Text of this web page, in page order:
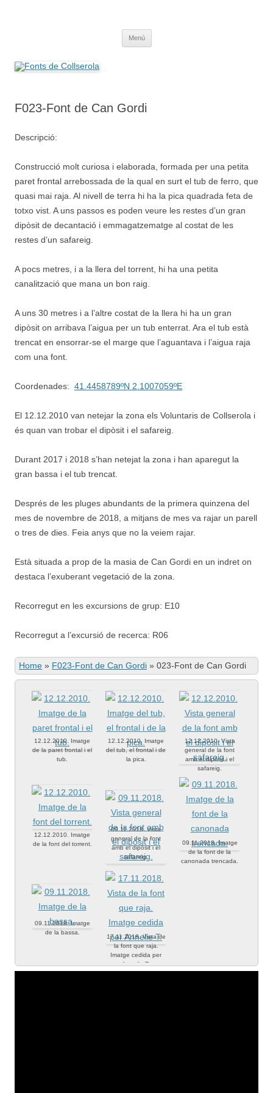
Menú
F023-Font de Can Gordi
Descripció:
Construcció molt curiosa i elaborada, formada per una petita
paret frontal arrebossada de la qual en surt el tub de ferro, que
quasi mai raja. Al nivell de terra hi ha la pica quadrada feta de
totxo vist. A uns passos es poden veure les restes d’un gran
dipòsit de decantació i emmagatzematge al costat de les
restes d’un safareig.
A pocs metres, i a la llera del torrent, hi ha una petita
canalització que mana un bon raig.
A uns 30 metres i a l’altre costat de la llera hi ha un gran
dipòsit on arribava l’aigua per un tub enterrat. Ara el tub està
trencat en ensorrar-se el marge que l’aguantava i l’aigua raja
com una font.
Coordenades: 41.4458789ºN 2.1007059ºE
El 12.12.2010 van netejar la zona els Voluntaris de Collserola i
és quan van trobar el dipòsit i el safareig.
Durant 2017 i 2018 s’han netejat la zona i han aparegut la
gran bassa i el tub trencat.
Després de les pluges abundants de la primera quinzena del
mes de novembre de 2018, a mitjans de mes va rajar un parell
o tres de dies. Feia anys que no la veiem rajar.
Està situada a prop de la masia de Can Gordi en un indret on
destaca l’exuberant vegetació de la zona.
Recorregut en les excursions de grup: E10
Recorregut a l’excursió de recerca: R06
Home » F023-Font de Can Gordi » 023-Font de Can Gordi
12.12.2010. Imatge
de la paret frontal i el
tub.
12.12.2010. Imatge
del tub, el frontal i de
la pica.
12.12.2010. Vista
general de la font
amb el dipòsit i el
safareig.
12.12.2010. Imatge
de la font del torrent.
09.11.2018. Vista
general de la font
amb el dipòsit i el
safareig.
09.11.2018. Imatge
de la font de la
canonada trencada.
09.11.2018. Imatge
de la bassa.
17.11.2018. Vista de
la font que raja.
Imatge cedida per
Annelie T.